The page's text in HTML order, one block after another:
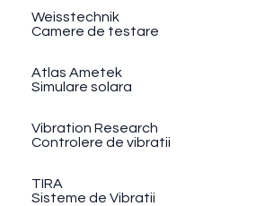
Weisstechnik
Camere de testare
Atlas Ametek
Simulare solara
Vibration Research
Controlere de vibratii
TIRA
Sisteme de Vibratii